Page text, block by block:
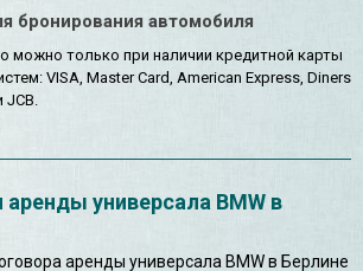
бронирования автомобиля
можно только при наличии кредитной карты
VISA, Master Card, American Express, Diners
JCB.
аренды универсала BMW в
аренды универсала BMW в Берлине